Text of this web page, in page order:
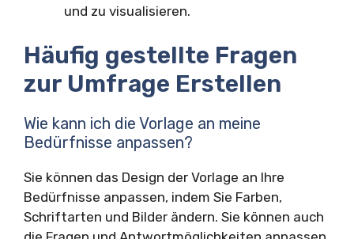
und zu visualisieren.
Häufig gestellte Fragen
zur Umfrage Erstellen
Wie kann ich die Vorlage an meine
Bedürfnisse anpassen?
Sie können das Design der Vorlage an Ihre
Bedürfnisse anpassen, indem Sie Farben,
Schriftarten und Bilder ändern. Sie können auch